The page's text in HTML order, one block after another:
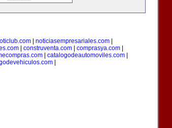
| noticiasempresariales.com|
construventa.com comprasya.com
| catalogodeautomoviles.com|
|